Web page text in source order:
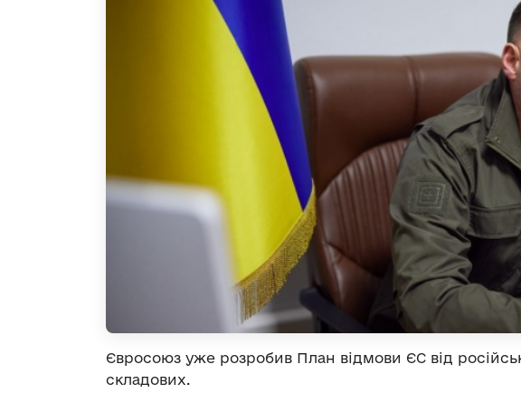
Євросоюз уже розробив План відмови ЄС від
складових.